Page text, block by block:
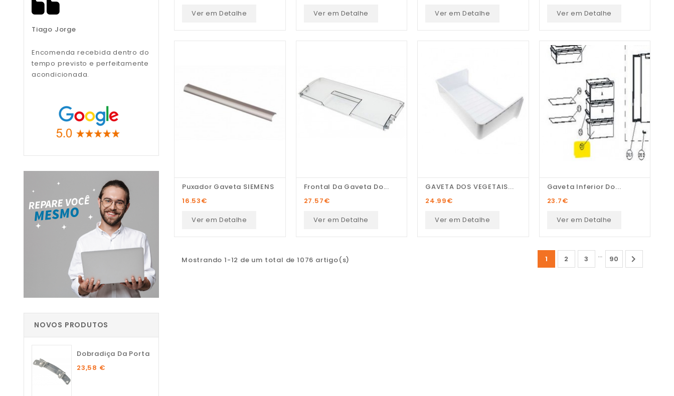
Tiago Jorge
Encomenda recebida dentro do
tempo previsto e perfeitamente
acondicionada.
NOVOS PRODUTOS
Dobradiça Da Porta
23,58 €
Ver em Detalhe
Ver em Detalhe
Ver em Detalhe
Ver em Detalhe
Puxador Gaveta SIEMENS
16.53€
Ver em Detalhe
Frontal Da Gaveta Do...
27.57€
Ver em Detalhe
GAVETA DOS VEGETAIS...
24.99€
Ver em Detalhe
Gaveta Inferior Do...
23.7€
Ver em Detalhe
Mostrando 1-12 de um total de 1076 artigo(s) 1 2 3 … 90 